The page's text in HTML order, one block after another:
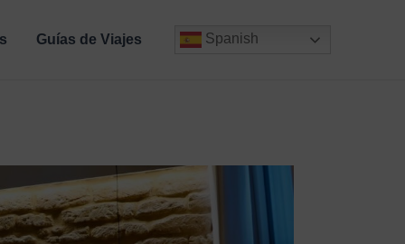
Guías de Viajes Spanish